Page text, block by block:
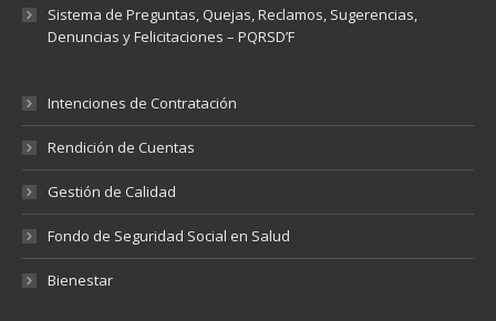
Sistema de Preguntas, Quejas, Reclamos, Sugerencias,
Denuncias y Felicitaciones – PQRSD’F
Intenciones de Contratación
Rendición de Cuentas
Gestión de Calidad
Fondo de Seguridad Social en Salud
Bienestar